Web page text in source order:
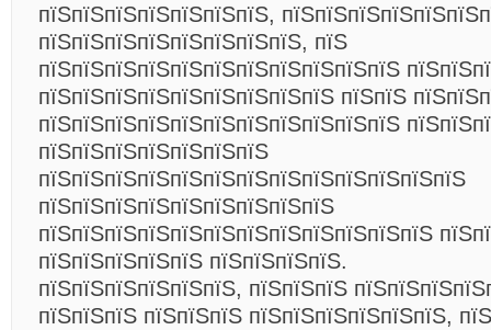
пїЅпїЅпїЅпїЅпїЅпїЅпїЅ,
пїЅпїЅпїЅпїЅпїЅпїЅпїЅпїЅ, пїЅ
пїЅпїЅпїЅпїЅпїЅпїЅпїЅпїЅпїЅпїЅпїЅ
пїЅпїЅпїЅпїЅпїЅпїЅпїЅпїЅпїЅ пїЅпїЅ
пїЅпїЅпїЅпїЅпїЅпїЅпїЅпїЅпїЅпїЅпїЅ
пїЅпїЅпїЅпїЅпїЅпїЅпїЅ
пїЅпїЅпїЅпїЅпїЅпїЅпїЅпїЅпїЅпїЅпїЅпїЅпїЅ
пїЅпїЅпїЅпїЅпїЅпїЅпїЅпїЅпїЅ
пїЅпїЅпїЅпїЅпїЅпїЅпїЅпїЅпїЅпїЅпїЅпїЅ
пїЅпїЅпїЅпїЅпїЅ пїЅпїЅпїЅпїЅ.
пїЅпїЅпїЅпїЅпїЅпїЅ, пїЅпїЅпїЅ
пїЅпїЅпїЅ пїЅпїЅпїЅ пїЅпїЅпїЅпїЅпїЅпїЅ,